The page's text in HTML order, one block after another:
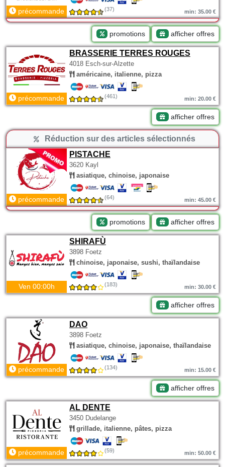
précommande (37) min: 35.00 €
promotions afficher offres
BRASSERIE TERRES ROUGES
4018 Esch-sur-Alzette
américaine, italienne, pizza
précommande (461) min: 20.00 €
afficher offres
Réduction sur des articles sélectionnés
PISTACHE
3620 Kayl
asiatique, chinoise, japonaise
précommande (64) min: 45.00 €
promotions afficher offres
SHIRAFÙ
3898 Foetz
chinoise, japonaise, sushi, thaïlandaise
Ven 00:00h (183) min: 30.00 €
afficher offres
DAO
3898 Foetz
asiatique, chinoise, japonaise, thaïlandaise
précommande (134) min: 15.00 €
afficher offres
AL DENTE
3450 Dudelange
grillade, italienne, pâtes, pizza
précommande (59) min: 50.00 €